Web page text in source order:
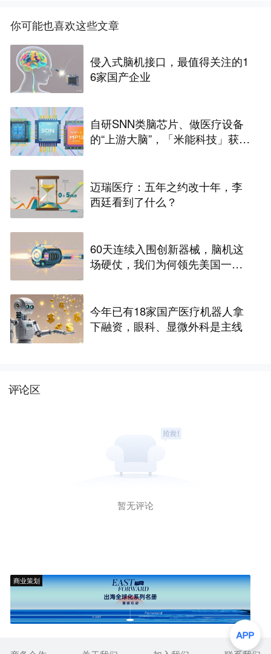
你可能也喜欢这些文章
侵入式脑机接口，最值得关注的1
6家国产企业
自研SNN类脑芯片、做医疗设备
的“上游大脑”，「米能科技」获数
迈瑞医疗：五年之约改十年，李
西廷看到了什么？
60天连续入围创新器械，脑机这
场硬仗，我们为何领先美国一个
今年已有18家国产医疗机器人拿
下融资，眼科、显微外科是主线
评论区
暂无评论
商业策划